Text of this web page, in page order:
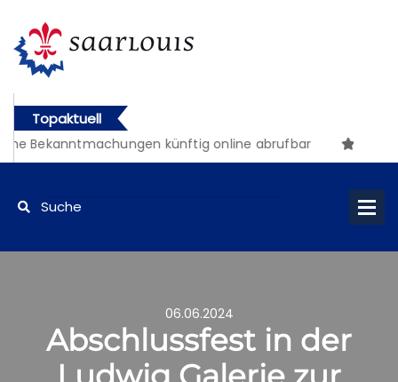
Topaktuell
Bekanntmachungen künftig online abrufbar
06.06.2024
Abschlussfest in der